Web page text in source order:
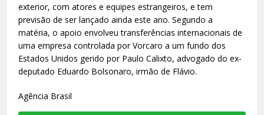
exterior, com atores e equipes estrangeiros, e tem
previsão de ser lançado ainda este ano. Segundo a
matéria, o apoio envolveu transferências internacionais de
uma empresa controlada por Vorcaro a um fundo dos
Estados Unidos gerido por Paulo Calixto, advogado do ex-
deputado Eduardo Bolsonaro, irmão de Flávio.
Agência Brasil